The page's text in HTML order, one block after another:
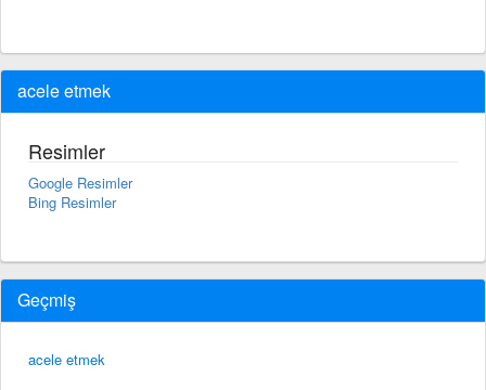
acele etmek
Resimler
Google Resimler
Bing Resimler
Geçmiş
acele etmek